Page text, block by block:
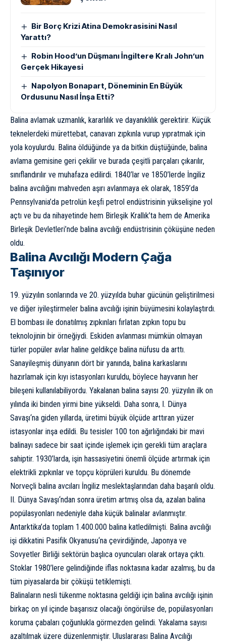
Bir Borç Krizi Atina Demokrasisini Nasıl
Yarattı?
Robin Hood’un Düşmanı İngiltere Kralı John’un
Gerçek Hikayesi
Napolyon Bonapart, Döneminin En Büyük
Ordusunu Nasıl İnşa Etti?
Balina avlamak uzmanlık, kararlılık ve dayanıklılık gerektirir. Küçük
teknelerdeki mürettebat, canavarı zıpkınla vurup yıpratmak için
yola koyulurdu. Balina öldüğünde ya da bitkin düştüğünde, balina
avlama gemisine geri çekilir ve burada çeşitli parçaları çıkarılır,
sınıflandırılır ve muhafaza edilirdi. 1840’lar ve 1850’lerde İngiliz
balina avcılığını mahveden aşırı avlanmaya ek olarak, 1859’da
Pennsylvania’da petrolün keşfi petrol endüstrisinin yükselişine yol
açtı ve bu da nihayetinde hem Birleşik Krallık’ta hem de Amerika
Birleşik Devletleri’nde balina avcılığı endüstrisinin çöküşüne neden
oldu.
Balina Avcılığı Modern Çağa
Taşınıyor
19. yüzyılın sonlarında ve 20. yüzyılda buhar gücünün geliştirilmesi
ve diğer iyileştirmeler balina avcılığı işinin büyümesini kolaylaştırdı.
El bombası ile donatılmış zıpkınları fırlatan zıpkın topu bu
teknolojinin bir örneğiydi. Eskiden avlanması mümkün olmayan
türler popüler avlar haline geldikçe balina nüfusu da arttı.
Sanayileşmiş dünyanın dört bir yanında, balina karkaslarını
hazırlamak için kıyı istasyonları kuruldu, böylece hayvanın her
bileşeni kullanılabiliyordu. Yakalanan balina sayısı 20. yüzyılın ilk on
yılında iki binden yirmi bine yükseldi. Daha sonra, I. Dünya
Savaşı‘na giden yıllarda, üretimi büyük ölçüde arttıran yüzer
istasyonlar inşa edildi. Bu tesisler 100 ton ağırlığındaki bir mavi
balinayı sadece bir saat içinde işlemek için gerekli tüm araçlara
sahiptir. 1930’larda, işin hassasiyetini önemli ölçüde artırmak için
elektrikli zıpkınlar ve topçu köprüleri kuruldu. Bu dönemde
Norveçli balina avcıları İngiliz meslektaşlarından daha başarılı oldu.
II. Dünya Savaşı‘ndan sonra üretim artmış olsa da, azalan balina
popülasyonları nedeniyle daha küçük balinalar avlanmıştır.
Antarktika’da toplam 1.400.000 balina katledilmişti. Balina avcılığı
işi dikkatini Pasifik Okyanusu‘na çevirdiğinde, Japonya ve
Sovyetler Birliği sektörün başlıca oyuncuları olarak ortaya çıktı.
Stoklar 1980’lere gelindiğinde iflas noktasına kadar azalmış, bu da
tüm piyasalarda bir çöküşü tetiklemişti.
Balinaların nesli tükenme noktasına geldiği için balina avcılığı işinin
birkaç on yıl içinde başarısız olacağı öngörülse de, popülasyonları
koruma çabaları çoğunlukla görmezden gelindi. Yakalama sayısı
azaltılmak üzere düzenlenmiştir. Uluslararası Balina Avcılığı